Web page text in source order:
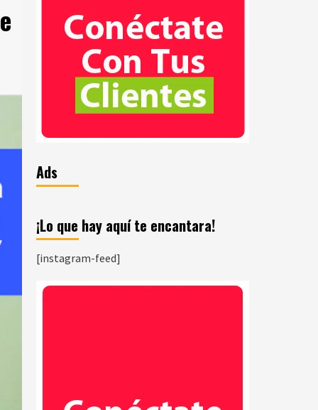
Ads
¡Lo que hay aquí te encantara!
[instagram-feed]